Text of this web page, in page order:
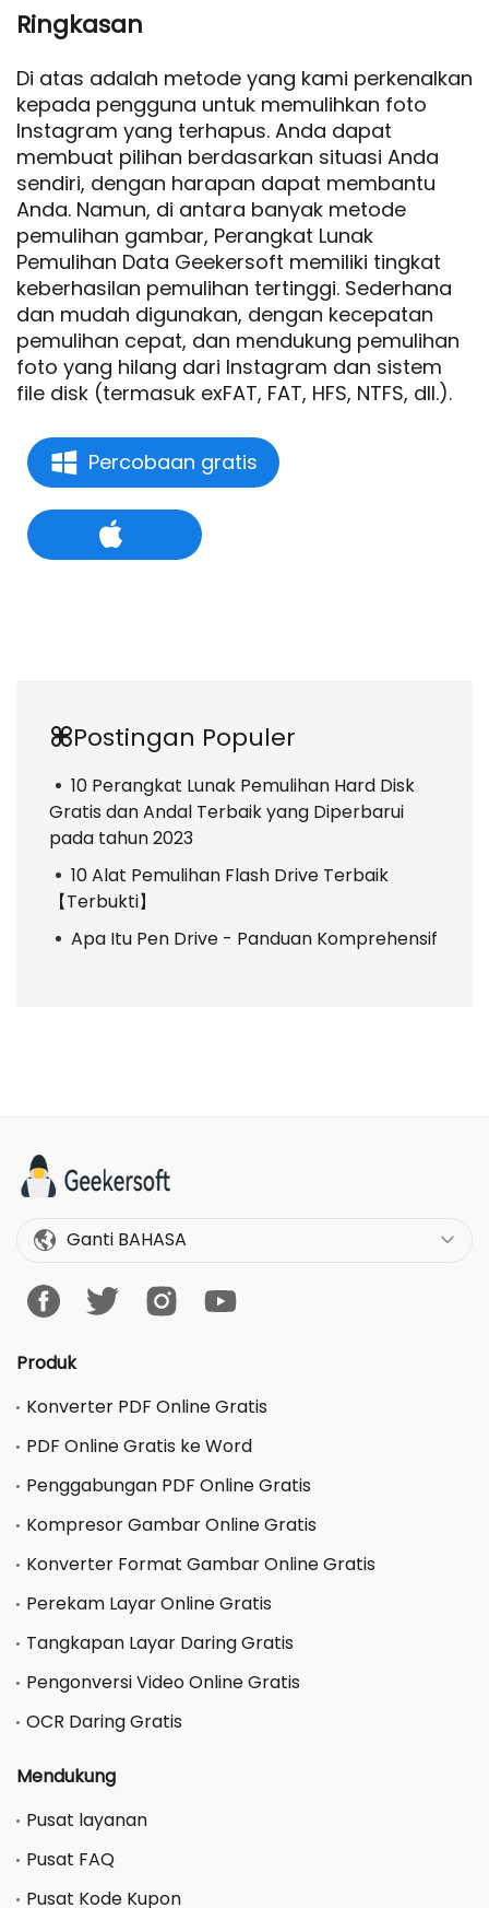
Ringkasan
Di atas adalah metode yang kami perkenalkan
kepada pengguna untuk memulihkan foto
Instagram yang terhapus. Anda dapat
membuat pilihan berdasarkan situasi Anda
sendiri, dengan harapan dapat membantu
Anda. Namun, di antara banyak metode
pemulihan gambar, Perangkat Lunak
Pemulihan Data Geekersoft memiliki tingkat
keberhasilan pemulihan tertinggi. Sederhana
dan mudah digunakan, dengan kecepatan
pemulihan cepat, dan mendukung pemulihan
foto yang hilang dari Instagram dan sistem
file disk (termasuk exFAT, FAT, HFS, NTFS, dll.).
Percobaan gratis
Postingan Populer
10 Perangkat Lunak Pemulihan Hard Disk
Gratis dan Andal Terbaik yang Diperbarui
pada tahun 2023
10 Alat Pemulihan Flash Drive Terbaik
【Terbukti】
Apa Itu Pen Drive - Panduan Komprehensif
Ganti BAHASA
Produk
Konverter PDF Online Gratis
PDF Online Gratis ke Word
Penggabungan PDF Online Gratis
Kompresor Gambar Online Gratis
Konverter Format Gambar Online Gratis
Perekam Layar Online Gratis
Tangkapan Layar Daring Gratis
Pengonversi Video Online Gratis
OCR Daring Gratis
Mendukung
Pusat layanan
Pusat FAQ
Pusat Kode Kupon